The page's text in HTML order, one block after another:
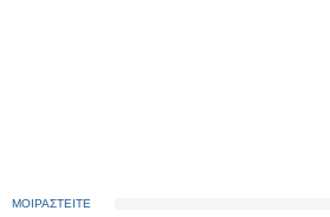
ΜΟΙΡΑΣΤΕΙΤΕ